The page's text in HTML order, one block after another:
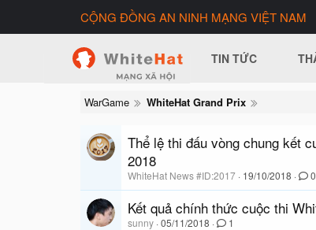
CỘNG ĐỒNG AN NINH MẠNG VIỆT NAM
TIN TỨC
WarGame WhiteHat Grand Prix
Thể lệ thi đấu vòng chung kết
2018
WhiteHat News #ID:2017 19/10/2018 0
Kết quả chính thức cuộc thi
sunny 05/11/2018 1